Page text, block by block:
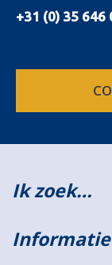
+31 (0) 35 646
Ik zoek…
Informatie